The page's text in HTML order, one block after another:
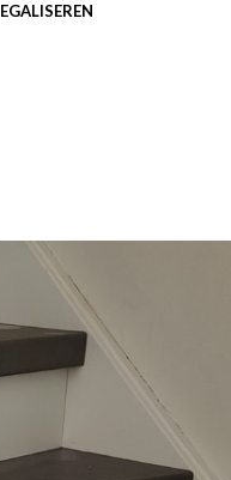
EGALISEREN